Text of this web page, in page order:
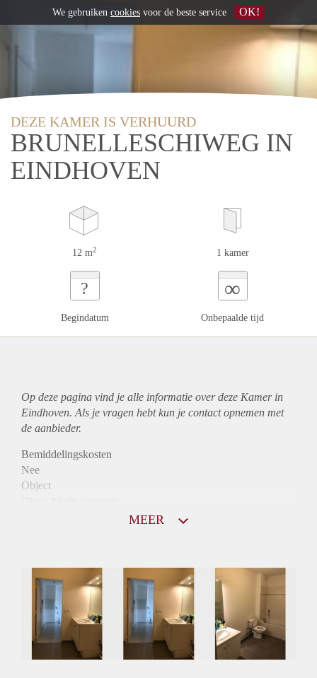
DEZE KAMER IS VERHUURD
BRUNELLESCHIWEG IN
EINDHOVEN
12 m2 1 kamer
?
Begindatum
∞
Onbepaalde tijd
Op deze pagina vind je alle informatie over deze Kamer in
Eindhoven. Als je vragen hebt kun je contact opnemen met
de aanbieder.
Bemiddelingskosten
Nee
Object
Huurtoeslag
Niet mogelijk
Inkomen eis
N.V.T.
Huurtermijn
Onbepaalde termijn
MEER
We gebruiken cookies voor de beste service OK!